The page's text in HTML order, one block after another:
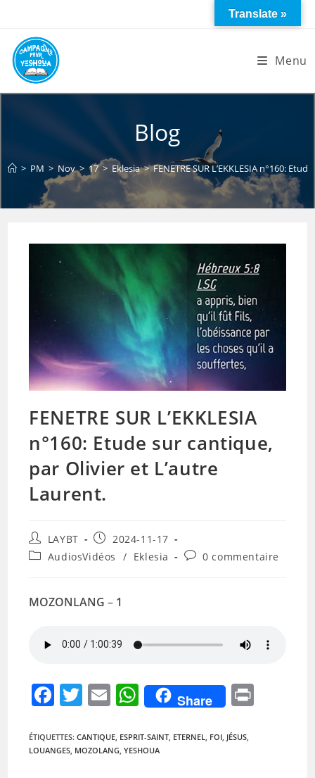
content
Menu
Blog
> PM > Nov > 17 > Eklesia > FENETRE SUR L’EKKLESIA n°160:
FENETRE SUR L’EKKLESIA
n°160: Etude sur cantique,
par Olivier et L’autre
Laurent.
Auteur/autrice
de
la
LAYBT
Publication
publiée :
2024-11-17
PostAudiosVidéos / Eklesia
Commentaires
0 commentaire
MOZONLANG – 1
F
c
e
T
itt
er
E
ai
l
W
h
at
s
Share
ÉTIQUETTES:CANTIQUE ESPRIT-SAINT ETERNEL FOI JÉSUS
LOUANGES MOZOLANG YESHOUA
Translate »